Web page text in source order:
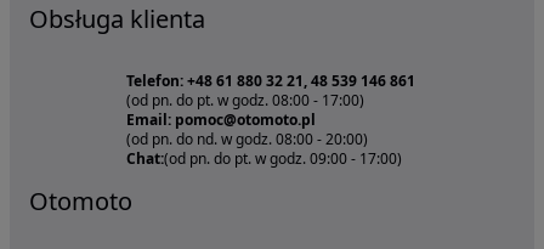
Obsługa klienta
Telefon: +48 61 880 32 21, 48 539 146 861
(od pn. do pt. w godz. 08:00 - 17:00)
Email: pomoc@otomoto.pl
(od pn. do nd. w godz. 08:00 - 20:00)
Chat:(od pn. do pt. w godz. 09:00 - 17:00)
Otomoto